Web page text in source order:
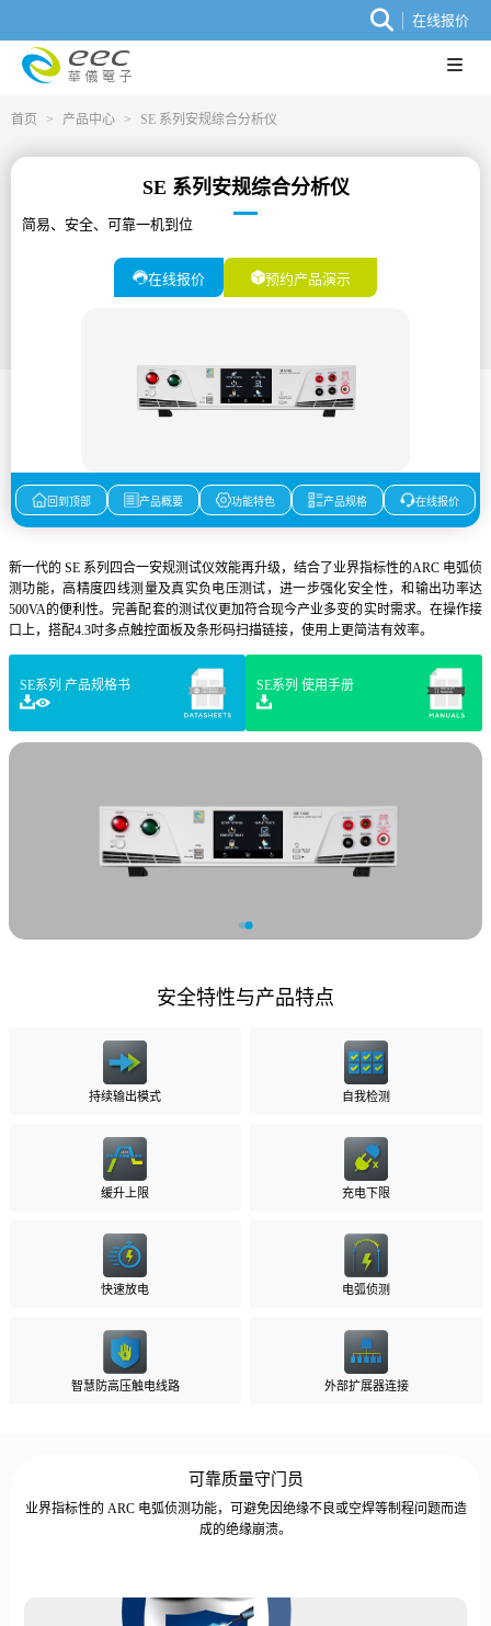
在线报价
首页 > 产品中心 > SE 系列安规综合分析仪
SE 系列安规综合分析仪
简易、安全、可靠一机到位
在线报价 预约产品演示
回到顶部 产品概要 功能特色 产品规格 在线报价
新一代的 SE 系列四合一安规测试仪效能再升级，结合了业界指标性的ARC 电弧侦
测功能，高精度四线测量及真实负电压测试，进一步强化安全性，和输出功率达
500VA的便利性。完善配套的测试仪更加符合现今产业多变的实时需求。在操作接
口上，搭配4.3吋多点触控面板及条形码扫描链接，使用上更简洁有效率。
SE系列 产品规格书 SE系列 使用手册
安全特性与产品特点
持续输出模式 自我检测
缓升上限 充电下限
快速放电 电弧侦测
智慧防高压触电线路 外部扩展器连接
可靠质量守门员
业界指标性的 ARC 电弧侦测功能，可避免因绝缘不良或空焊等制程问题而造
成的绝缘崩溃。